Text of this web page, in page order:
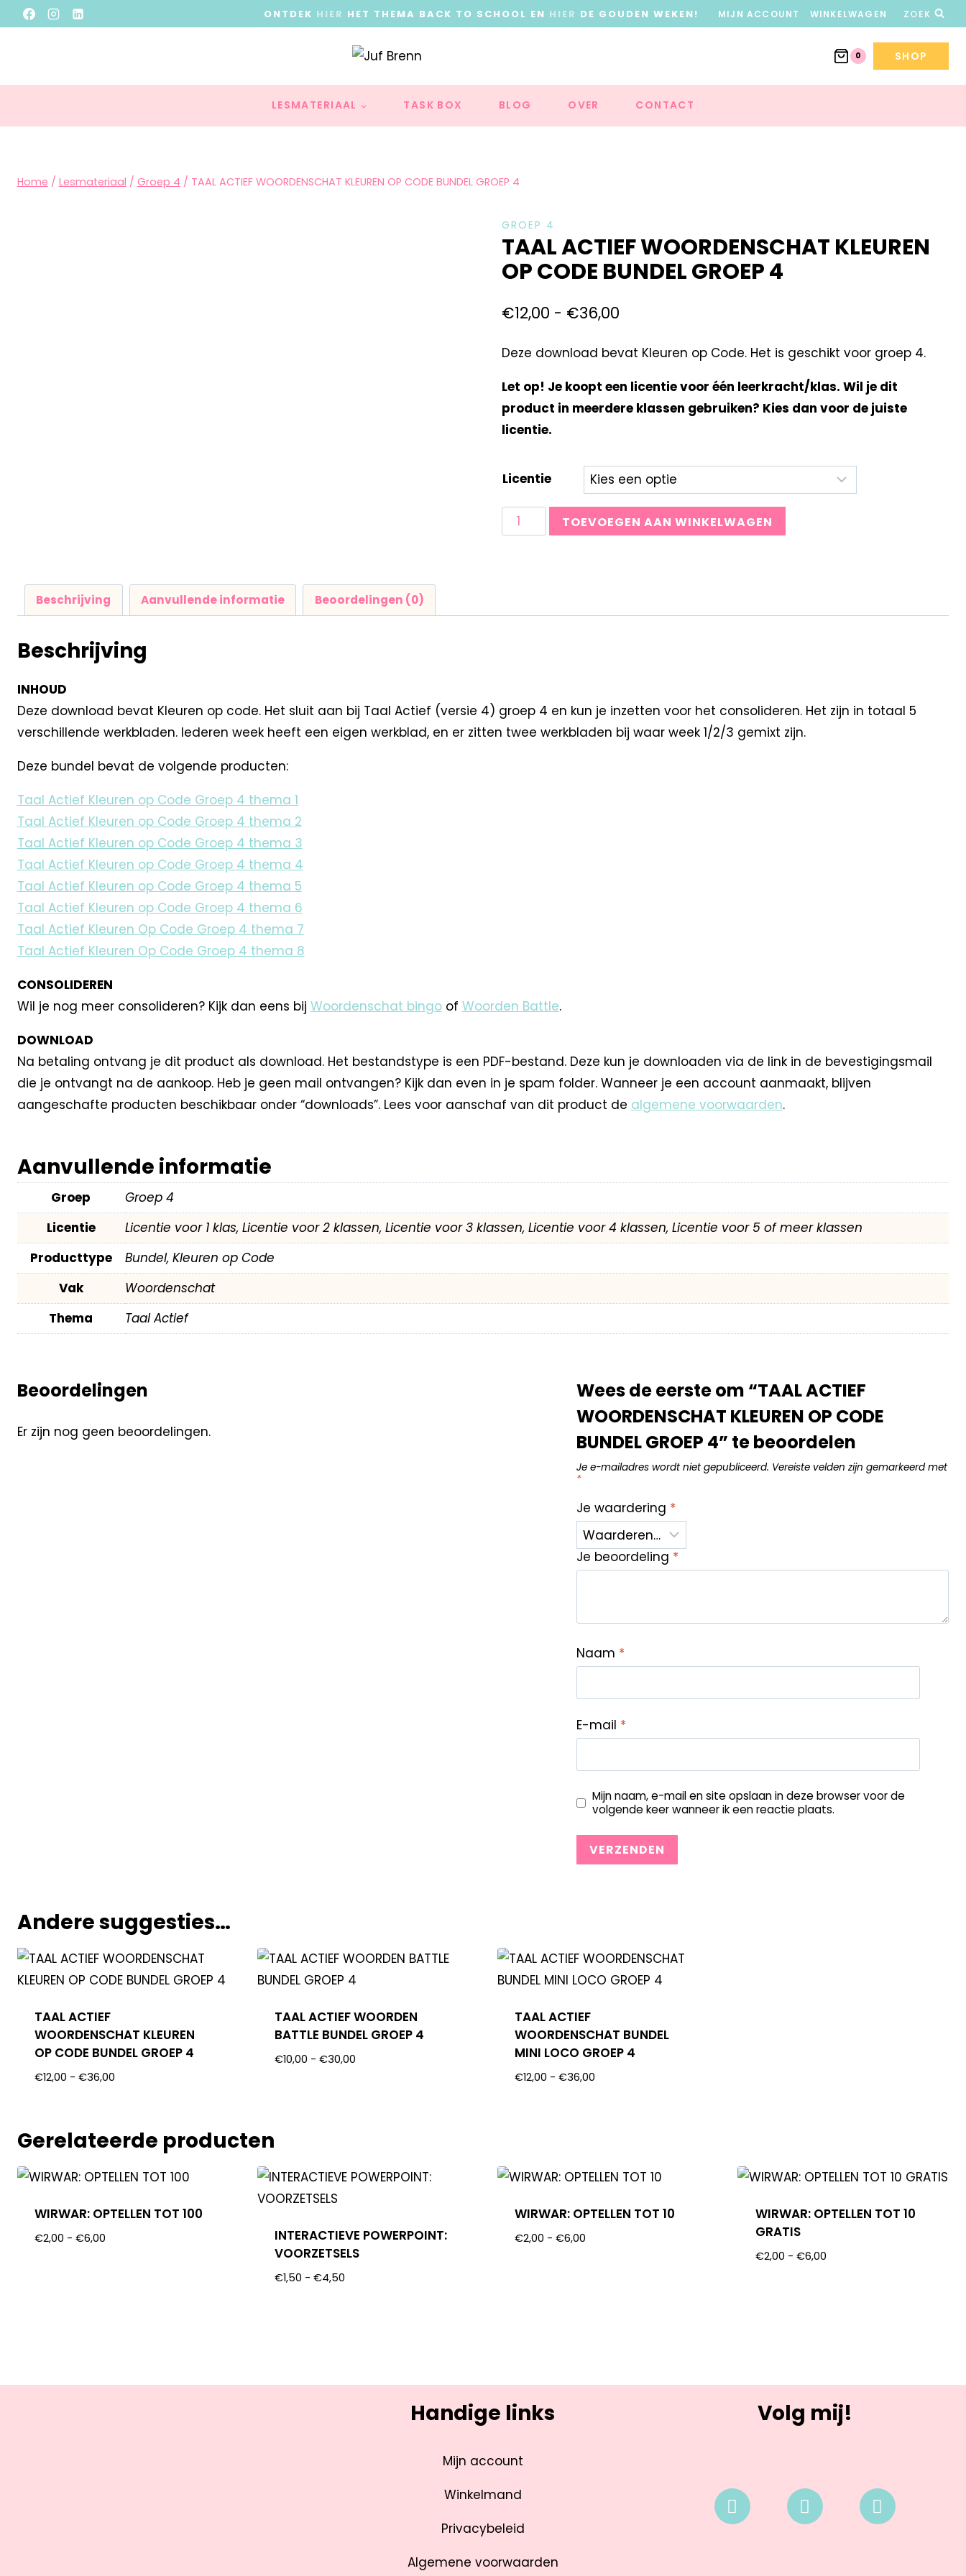
ONTDEK HIER HET THEMA BACK TO SCHOOL EN HIER DE GOUDEN WEKEN! MIJN ACCOUNT WINKELWAGEN ZOEK
0 SHOP
LESMATERIAAL TASK BOX BLOG OVER CONTACT
Home / Lesmateriaal / Groep 4 / TAAL ACTIEF WOORDENSCHAT KLEUREN OP CODE BUNDEL GROEP 4
GROEP 4
TAAL ACTIEF WOORDENSCHAT KLEUREN
OP CODE BUNDEL GROEP 4
€12,00 - €36,00
Deze download bevat Kleuren op Code. Het is geschikt voor groep 4.
Let op! Je koopt een licentie voor één leerkracht/klas. Wil je dit
product in meerdere klassen gebruiken? Kies dan voor de juiste
licentie.
Licentie
TOEVOEGEN AAN WINKELWAGEN
Beschrijving Aanvullende informatie Beoordelingen (0)
Beschrijving
INHOUD
Deze download bevat Kleuren op code. Het sluit aan bij Taal Actief (versie 4) groep 4 en kun je inzetten voor het consolideren. Het zijn in totaal 5
verschillende werkbladen. Iederen week heeft een eigen werkblad, en er zitten twee werkbladen bij waar week 1/2/3 gemixt zijn.
Deze bundel bevat de volgende producten:
Taal Actief Kleuren op Code Groep 4 thema 1
Taal Actief Kleuren op Code Groep 4 thema 2
Taal Actief Kleuren op Code Groep 4 thema 3
Taal Actief Kleuren op Code Groep 4 thema 4
Taal Actief Kleuren op Code Groep 4 thema 5
Taal Actief Kleuren op Code Groep 4 thema 6
Taal Actief Kleuren Op Code Groep 4 thema 7
Taal Actief Kleuren Op Code Groep 4 thema 8
CONSOLIDEREN
Wil je nog meer consolideren? Kijk dan eens bij Woordenschat bingoof Woorden Battle.
DOWNLOAD
Na betaling ontvang je dit product als download. Het bestandstype is een PDF-bestand. Deze kun je downloaden via de link in de bevestigingsmail
die je ontvangt na de aankoop. Heb je geen mail ontvangen? Kijk dan even in je spam folder. Wanneer je een account aanmaakt, blijven
aangeschafte producten beschikbaar onder “downloads”. Lees voor aanschaf van dit product de algemene voorwaarden.
Aanvullende informatie
Groep
Groep 4
Licentie
Licentie voor 1 klas, Licentie voor 2 klassen, Licentie voor 3 klassen, Licentie voor 4 klassen, Licentie voor 5 of meer klassen
Producttype
Bundel, Kleuren op Code
Vak
Woordenschat
Thema
Taal Actief
Beoordelingen
Er zijn nog geen beoordelingen.
Wees de eerste om “TAAL ACTIEF
WOORDENSCHAT KLEUREN OP CODE
BUNDEL GROEP 4” te beoordelen
Je e-mailadres wordt niet gepubliceerd. Vereiste velden zijn gemarkeerd met
*
Je waardering *
Je beoordeling *
Naam *
E-mail *
Mijn naam, e-mail en site opslaan in deze browser voor de
volgende keer wanneer ik een reactie plaats.
Andere suggesties…
TAAL ACTIEF
WOORDENSCHAT KLEUREN
OP CODE BUNDEL GROEP 4
€12,00 - €36,00
TAAL ACTIEF WOORDEN
BATTLE BUNDEL GROEP 4
€10,00 - €30,00
TAAL ACTIEF
WOORDENSCHAT BUNDEL
MINI LOCO GROEP 4
€12,00 - €36,00
Gerelateerde producten
WIRWAR: OPTELLEN TOT 100
€2,00 - €6,00
INTERACTIEVE POWERPOINT:
VOORZETSELS
€1,50 - €4,50
WIRWAR: OPTELLEN TOT 10
€2,00 - €6,00
WIRWAR: OPTELLEN TOT 10
GRATIS
€2,00 - €6,00
Handige links
Mijn account
Winkelmand
Privacybeleid
Algemene voorwaarden
Volg mij!